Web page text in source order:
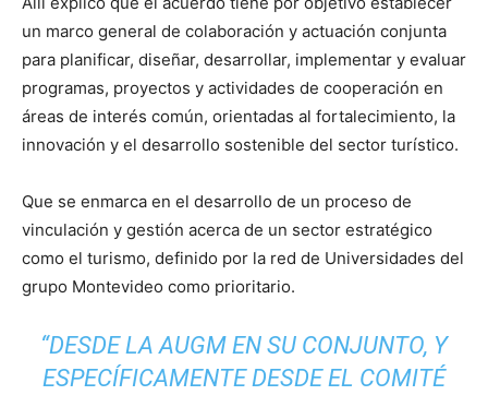
un marco general de colaboración y actuación conjunta
para planificar, diseñar, desarrollar, implementar y evaluar
programas, proyectos y actividades de cooperación en
áreas de interés común, orientadas al fortalecimiento, la
innovación y el desarrollo sostenible del sector turístico.
Que se enmarca en el desarrollo de un proceso de
vinculación y gestión acerca de un sector estratégico
como el turismo, definido por la red de Universidades del
grupo Montevideo como prioritario.
“DESDE LA AUGM EN SU CONJUNTO, Y
ESPECÍFICAMENTE DESDE EL COMITÉ